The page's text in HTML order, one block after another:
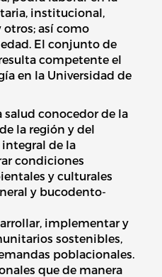
institucional,
otros; así como
El conjunto de
competente el
en la Universidad de
salud conocedor de la
la región y del
de la
condiciones
y culturales
y bucodento-
implementar y
sostenibles,
poblacionales.
que de manera